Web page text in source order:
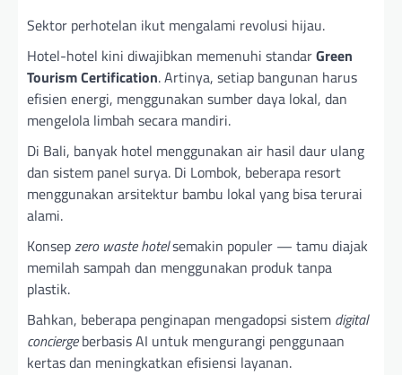
Sektor perhotelan ikut mengalami revolusi hijau.
Hotel-hotel kini diwajibkan memenuhi standarGreen
Tourism Certification. Artinya, setiap bangunan harus
efisien energi, menggunakan sumber daya lokal, dan
mengelola limbah secara mandiri.
Di Bali, banyak hotel menggunakan air hasil daur ulang
dan sistem panel surya. Di Lombok, beberapa resort
menggunakan arsitektur bambu lokal yang bisa terurai
alami.
Konsepzero waste hotelsemakin populer — tamu diajak
memilah sampah dan menggunakan produk tanpa
plastik.
Bahkan, beberapa penginapan mengadopsi sistem digital
conciergeberbasis AI untuk mengurangi penggunaan
kertas dan meningkatkan efisiensi layanan.